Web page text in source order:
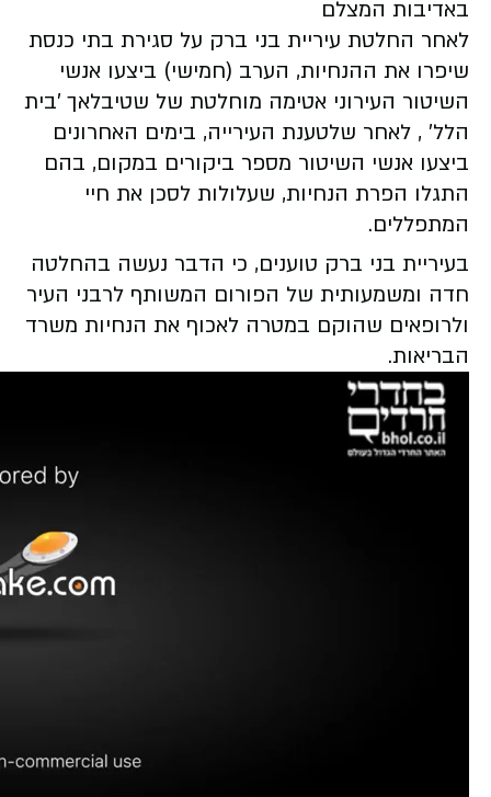
באדיבות המצלם
לאחר החלטת עיריית בני ברק על סגירת בתי כנסת
שיפרו את ההנחיות, הערב (חמישי) ביצעו אנשי
השיטור העירוני אטימה מוחלטת של שטיבלאך 'בית
הלל' , לאחר שלטענת העירייה, בימים האחרונים
ביצעו אנשי השיטור מספר ביקורים במקום, בהם
התגלו הפרת הנחיות, שעלולות לסכן את חיי
המתפללים.
בעיריית בני ברק טוענים, כי הדבר נעשה בהחלטה
חדה ומשמעותית של הפורום המשותף לרבני העיר
ולרופאים שהוקם במטרה לאכוף את הנחיות משרד
הבריאות.